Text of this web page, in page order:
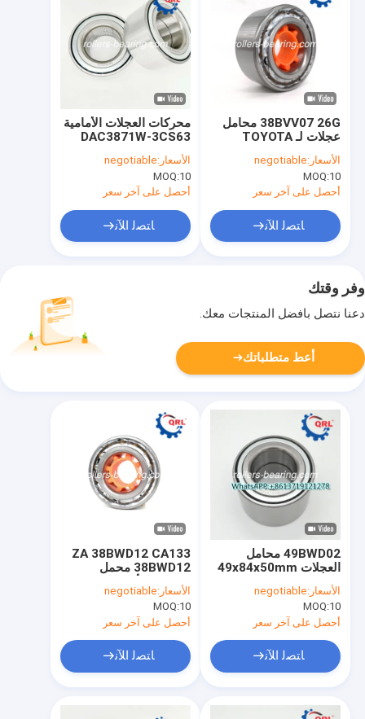
محركات العجلات الأمامية
DAC3871W-3CS63
TOYOTA VIOS NCP42
الأسعار:negotiable
MOQ:10
أحصل على آخر سعر
ﺎﺘﺼﻟ ﺍﻶﻧ
38BVV07 26G محامل
عجلات لـ TOYOTA
CAMRY II SV10/11
الأسعار:negotiable
MOQ:10
أحصل على آخر سعر
ﺎﺘﺼﻟ ﺍﻶﻧ
وفر وقتك
دعنا نتصل بأفضل المنتجات معك.
أعط متطلباتك
ZA 38BWD12 CA133
38BWD12 محمل
العجلات الأمامية لتويوتا
كورولا الوزن 0.62 كجم
الأسعار:negotiable
MOQ:10
أحصل على آخر سعر
ﺎﺘﺼﻟ ﺍﻶﻧ
49BWD02 محامل
العجلات 49x84x50mm
OEM 90369-49002
الأسعار:negotiable
MOQ:10
أحصل على آخر سعر
ﺎﺘﺼﻟ ﺍﻶﻧ